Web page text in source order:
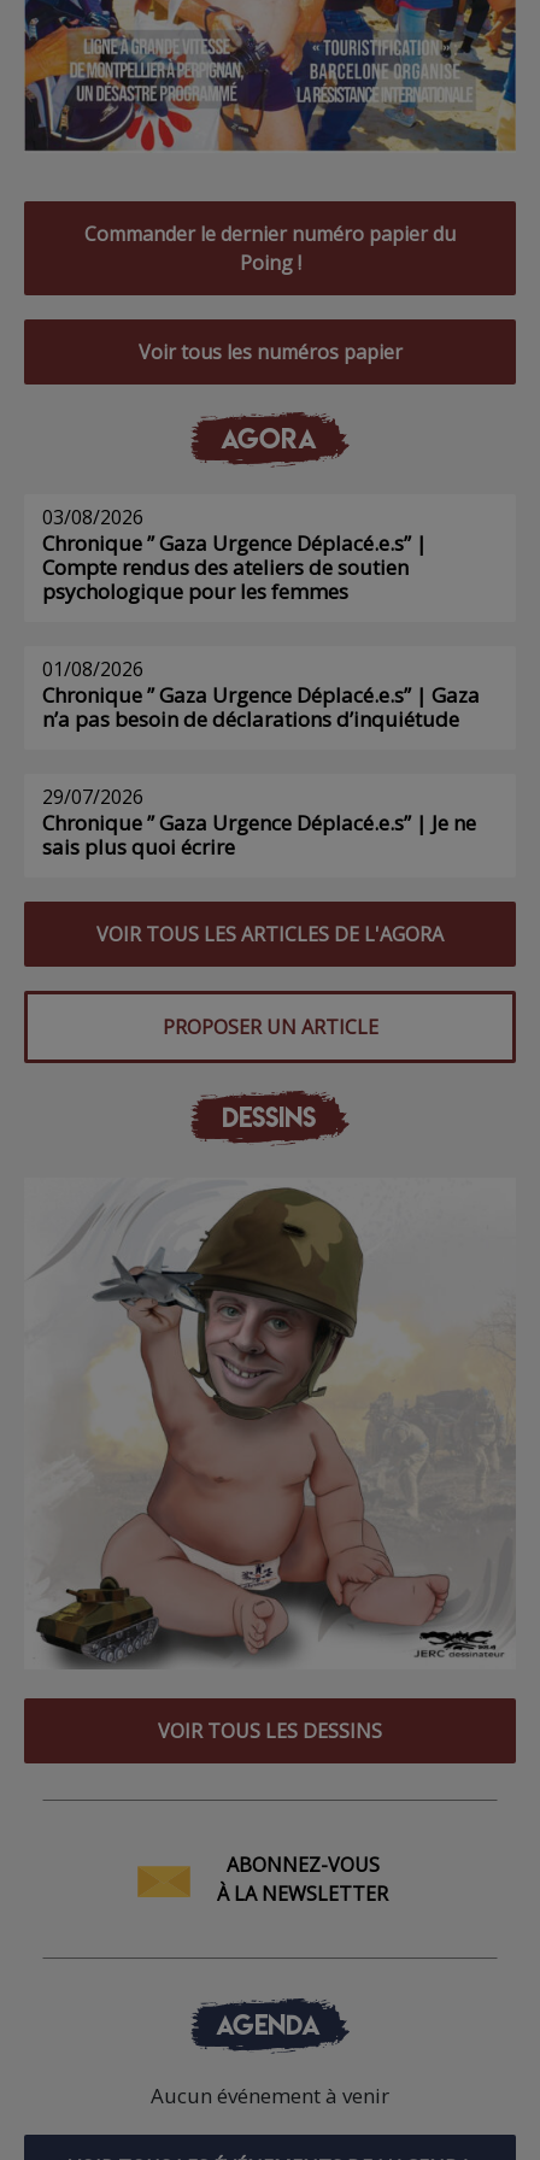
Commander le dernier numéro papier du
Poing !
Voir tous les numéros papier
AGORA
03/08/2026
Chronique ” Gaza Urgence Déplacé.e.s” |
Compte rendus des ateliers de soutien
psychologique pour les femmes
01/08/2026
Chronique ” Gaza Urgence Déplacé.e.s” | Gaza
n’a pas besoin de déclarations d’inquiétude
29/07/2026
Chronique ” Gaza Urgence Déplacé.e.s” | Je ne
sais plus quoi écrire
VOIR TOUS LES ARTICLES DE L'AGORA
PROPOSER UN ARTICLE
DESSINS
VOIR TOUS LES DESSINS
ABONNEZ-VOUS
À LA NEWSLETTER
AGENDA
Aucun événement à venir